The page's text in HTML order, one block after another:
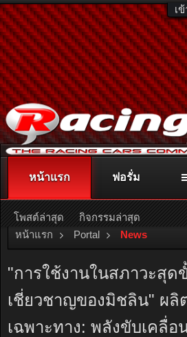
เ
ติดต่อลงโฆษณา
หรืออ่านรายละเอียดเพิ่ม
หน้าแรก Portal News
"การใช้งานในสภาวะสุด
เชี่ยวชาญของมิชลิน" ผ
เฉพาะทาง: พลังขับเคลื่อ
หน้าแรก
โพสต์ล่าสุด กิจกรรมล่าสุด
ฟอรั่ม